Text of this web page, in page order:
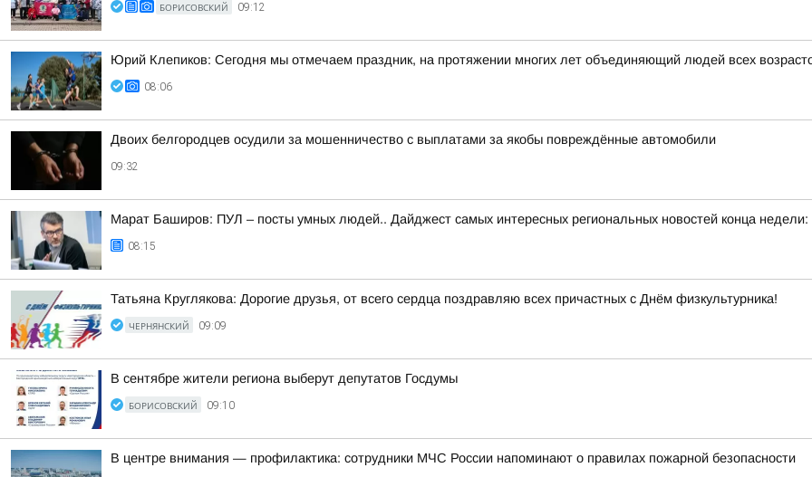
БОРИСОВСКИЙ 09:12
Юрий Клепиков: Сегодня мы отмечаем праздник, на протяжении многих лет объединяющий людей всех
08:06
Двоих белгородцев осудили за мошенничество с выплатами за якобы повреждённые автомобили
09:32
Марат Баширов: ПУЛ – посты умных людей.. Дайджест самых интересных региональных новостей конца недели:
08:15
Татьяна Круглякова: Дорогие друзья, от всего сердца поздравляю всех причастных с Днём физкультурника!
ЧЕРНЯНСКИЙ 09:09
В сентябре жители региона выберут депутатов Госдумы
БОРИСОВСКИЙ 09:10
В центре внимания — профилактика: сотрудники МЧС России напоминают о правилах пожарной безопасности